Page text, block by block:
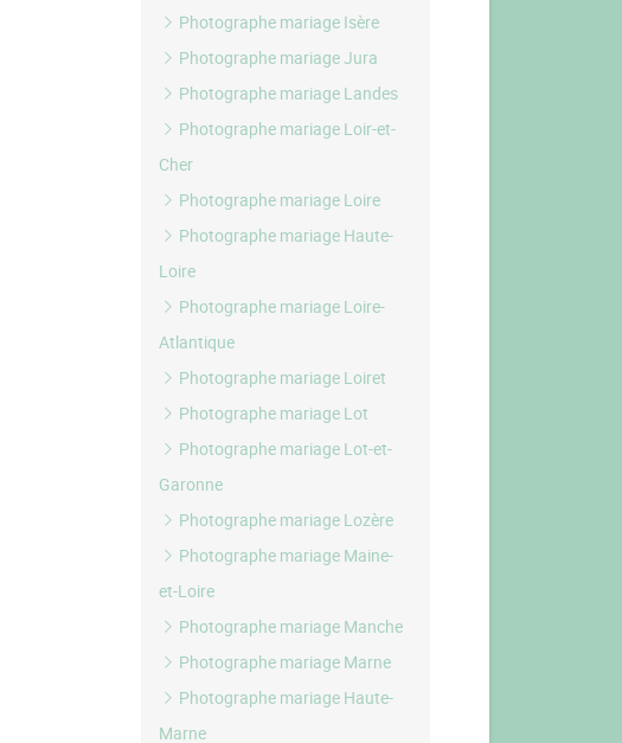
Photographe mariage Isère
Photographe mariage Jura
Photographe mariage Landes
Photographe mariage Loir-et-
Cher
Photographe mariage Loire
Photographe mariage Haute-
Loire
Photographe mariage Loire-
Atlantique
Photographe mariage Loiret
Photographe mariage Lot
Photographe mariage Lot-et-
Garonne
Photographe mariage Lozère
Photographe mariage Maine-
et-Loire
Photographe mariage Manche
Photographe mariage Marne
Photographe mariage Haute-
Marne